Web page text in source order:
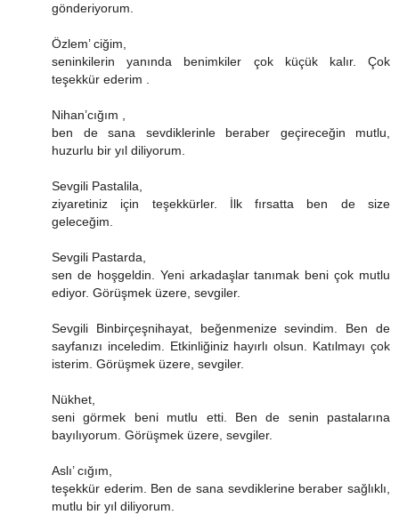
gönderiyorum.
Özlem’ ciğim,
seninkilerin yanında benimkiler çok küçük kalır. Çok
teşekkür ederim .
Nihan’cığım ,
ben de sana sevdiklerinle beraber geçireceğin mutlu,
huzurlu bir yıl diliyorum.
Sevgili Pastalila,
ziyaretiniz için teşekkürler. İlk fırsatta ben de size
geleceğim.
Sevgili Pastarda,
sen de hoşgeldin. Yeni arkadaşlar tanımak beni çok mutlu
ediyor. Görüşmek üzere, sevgiler.
Sevgili Binbirçeşnihayat, beğenmenize sevindim. Ben de
sayfanızı inceledim. Etkinliğiniz hayırlı olsun. Katılmayı çok
isterim. Görüşmek üzere, sevgiler.
Nükhet,
seni görmek beni mutlu etti. Ben de senin pastalarına
bayılıyorum. Görüşmek üzere, sevgiler.
Aslı’ cığım,
teşekkür ederim. Ben de sana sevdiklerine beraber sağlıklı,
mutlu bir yıl diliyorum.